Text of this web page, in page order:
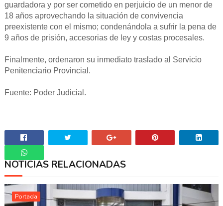
guardadora y por ser cometido en perjuicio de un menor de
18 años aprovechando la situación de convivencia
preexistente con el mismo; condenándola a sufrir la pena de
9 años de prisión, accesorias de ley y costas procesales.
Finalmente, ordenaron su inmediato traslado al Servicio
Penitenciario Provincial.
Fuente: Poder Judicial.
Whatsapp
NOTICIAS RELACIONADAS
Portada